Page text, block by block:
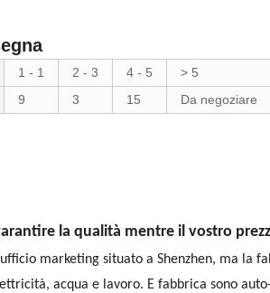
1 - 1 2 - 3 4 - 5
> 5
9 3 15 Da negoziare
la qualità mentre il vostro
marketing situato a Shenzhen, ma la
acqua e lavoro. E fabbrica sono